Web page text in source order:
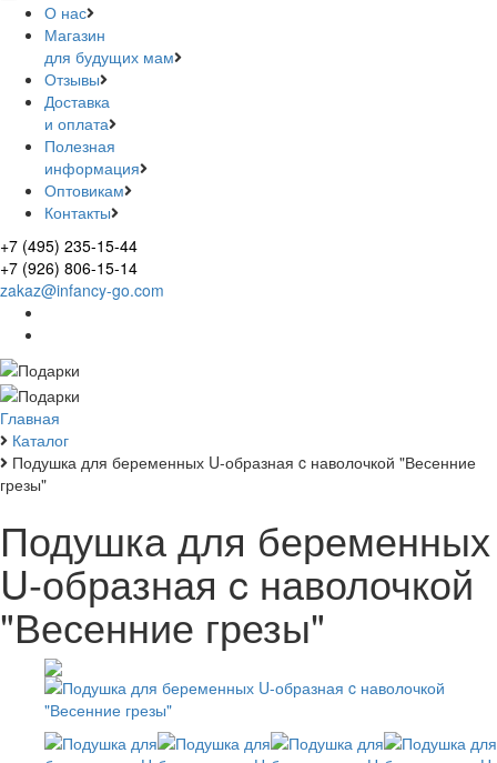
О нас
Магазин
для будущих мам
Отзывы
Доставка
и оплата
Полезная
информация
Оптовикам
Контакты
+7 (495) 235-15-44
+7 (926) 806-15-14
zakaz@infancy-go.com
Главная
Каталог
Подушка для беременных U-образная c наволочкой "Весенние
грезы"
Подушка для беременных
U-образная c наволочкой
"Весенние грезы"